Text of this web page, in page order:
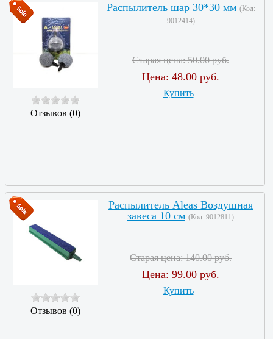
Отзывов (0)
Распылитель шар 30*30 мм (Код:
9012414)
Старая цена:50.00 руб.
Цена: 48.00 руб.
Купить
Отзывов (0)
Распылитель Aleas Воздушная
завеса 10 см (Код: 9012811)
Старая цена:140.00 руб.
Цена: 99.00 руб.
Купить